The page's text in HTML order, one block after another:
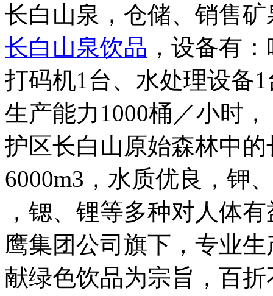
长白山泉，仓储、销售
长白山泉饮品 ，设备有
打码机1台、水处理设备
生产能力1000桶／小时
护区长白山原始森林中
6000m3，水质优良，钾
，锶、锂等多种对人体
鹰集团公司旗下，专业
献绿色饮品为宗旨，百